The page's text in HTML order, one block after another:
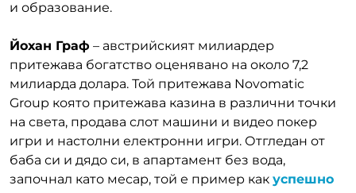
и образование.
Йохан Граф – австрийският милиардер
притежава богатство оценявано на около 7,2
милиарда долара. Той притежава Novomatic
Group която притежава казина в различни точки
на света, продава слот машини и видео покер
игри и настолни електронни игри. Отгледан от
баба си и дядо си, в апартамент без вода,
започнал като месар, той е пример как успешно